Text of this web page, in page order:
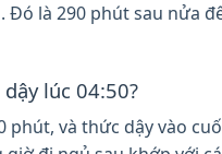
Đó là 290 phút sau nửa
lúc 04:50?
phút, và thức dậy vào